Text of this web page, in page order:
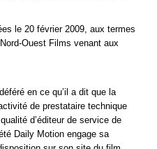
le 20 février 2009, aux termes
Ouest Films venant aux
en ce qu’il a dit que la
de prestataire technique
d’éditeur de service de
Daily Motion engage sa